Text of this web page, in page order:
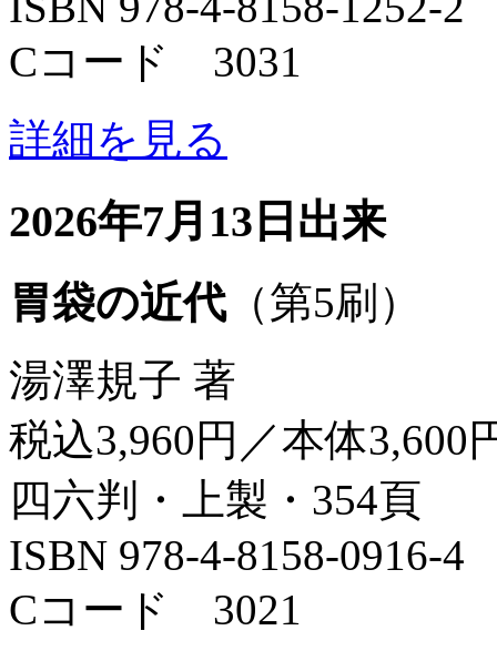
Cコード 3031
詳細を見る
2026年7月13日出来
胃袋の近代（第5刷）
湯澤規子 著
税込3,960円／本体3,600
四六判・上製・354頁
ISBN 978-4-8158-0916-4
Cコード 3021